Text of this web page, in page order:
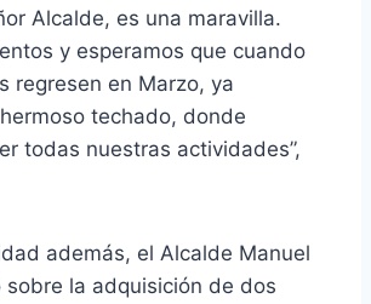
Alcalde, es una maravilla.
y esperamos que cuando
regresen en Marzo, ya
techado, donde
todas nuestras actividades”,
además, el Alcalde Manuel
sobre la adquisición de dos